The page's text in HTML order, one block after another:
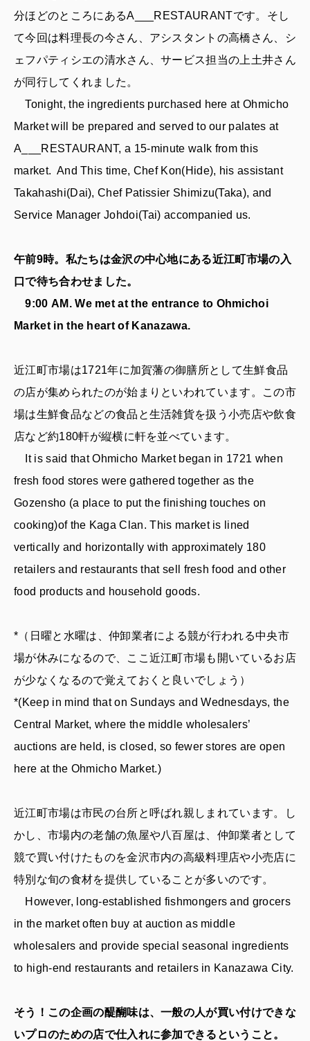
分ほどのところにあるA___RESTAURANTです。そし
て今回は料理長の今さん、アシスタントの高橋さん、シ
ェフパティシエの清水さん、サービス担当の上土井さん
が同行してくれました。
Tonight, the ingredients purchased here at Ohmicho
Market will be prepared and served to our palates at
A___RESTAURANT, a 15-minute walk from this
market. And This time, Chef Kon(Hide), his assistant
Takahashi(Dai), Chef Patissier Shimizu(Taka), and
Service Manager Johdoi(Tai) accompanied us.
午前9時。私たちは金沢の中心地にある近江町市場の入
口で待ち合わせました。
9:00 AM. We met at the entrance to Ohmichoi
Market in the heart of Kanazawa.
近江町市場は1721年に加賀藩の御膳所として生鮮食品
の店が集められたのが始まりといわれています。この市
場は生鮮食品などの食品と生活雑貨を扱う小売店や飲食
店など約180軒が縦横に軒を並べています。
It is said that Ohmicho Market began in 1721 when
fresh food stores were gathered together as the
Gozensho (a place to put the finishing touches on
cooking)of the Kaga Clan. This market is lined
vertically and horizontally with approximately 180
retailers and restaurants that sell fresh food and other
food products and household goods.
*（日曜と水曜は、仲卸業者による競が行われる中央市
場が休みになるので、ここ近江町市場も開いているお店
が少なくなるので覚えておくと良いでしょう）
*(Keep in mind that on Sundays and Wednesdays, the
Central Market, where the middle wholesalers’
auctions are held, is closed, so fewer stores are open
here at the Ohmicho Market.)
近江町市場は市民の台所と呼ばれ親しまれています。し
かし、市場内の老舗の魚屋や八百屋は、仲卸業者として
競で買い付けたものを金沢市内の高級料理店や小売店に
特別な旬の食材を提供していることが多いのです。
However, long-established fishmongers and grocers
in the market often buy at auction as middle
wholesalers and provide special seasonal ingredients
to high-end restaurants and retailers in Kanazawa City.
そう！この企画の醍醐味は、一般の人が買い付けできな
いプロのための店で仕入れに参加できるということ。